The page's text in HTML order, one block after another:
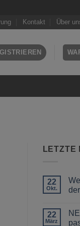
Kontakt Über
LETZTE
22
Okt.
zu
22
März